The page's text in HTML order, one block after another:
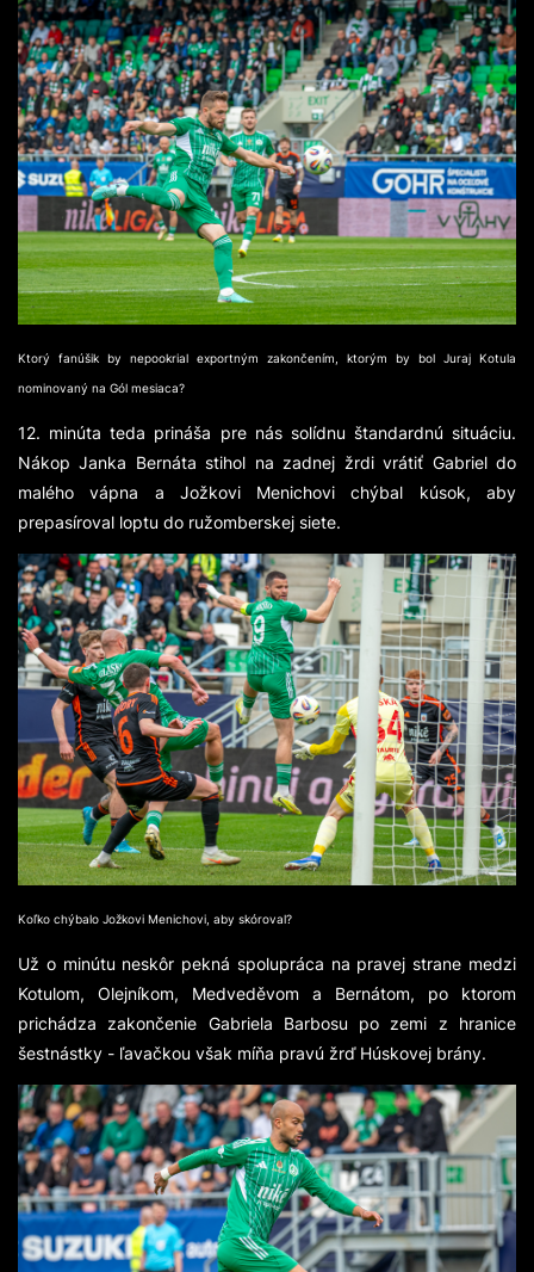
Ktorý fanúšik by nepookrial exportným zakončením, ktorým by bol Juraj Kotula
nominovaný na Gól mesiaca?
12. minúta teda prináša pre nás solídnu štandardnú situáciu.
Nákop Janka Bernáta stihol na zadnej žrdi vrátiť Gabriel do
malého vápna a Jožkovi Menichovi chýbal kúsok, aby
prepasíroval loptu do ružomberskej siete.
Koľko chýbalo Jožkovi Menichovi, aby skóroval?
Už o minútu neskôr pekná spolupráca na pravej strane medzi
Kotulom, Olejníkom, Medveděvom a Bernátom, po ktorom
prichádza zakončenie Gabriela Barbosu po zemi z hranice
šestnástky - ľavačkou však míňa pravú žrď Húskovej brány.